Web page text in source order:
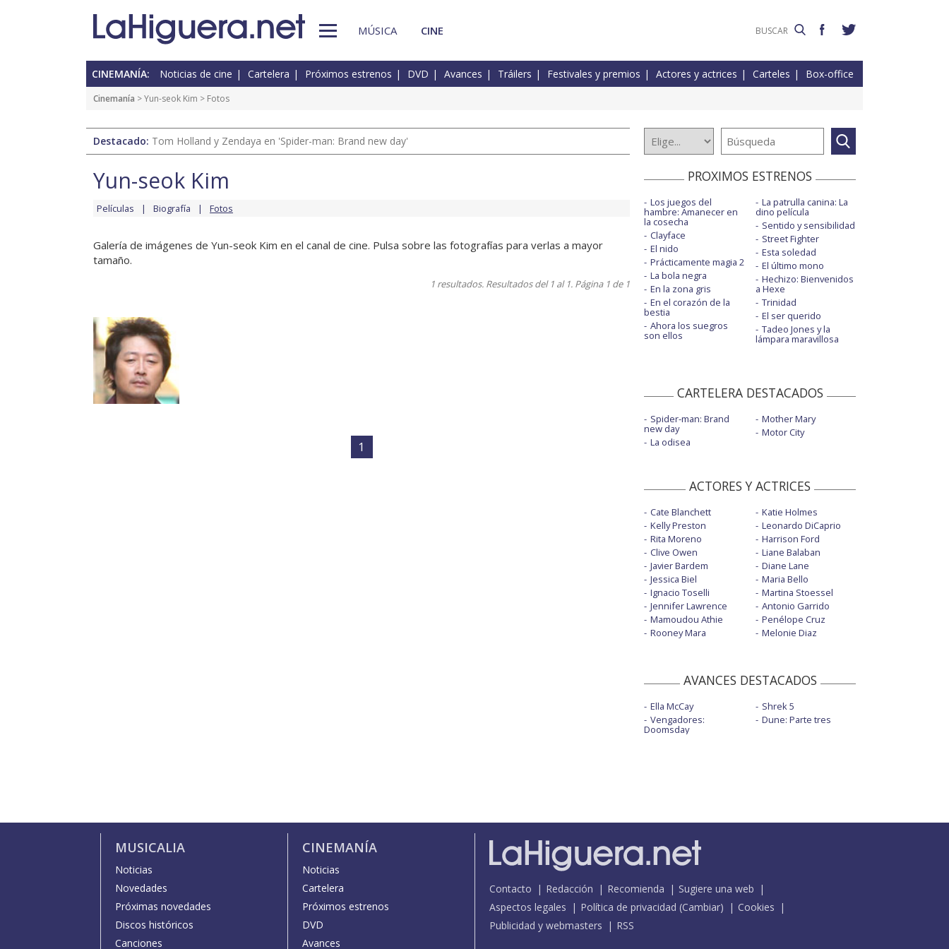
MÚSICA CINE
CINEMANÍA: Noticias de cine Cartelera Próximos estrenos DVD Avances Tráilers Festivales y premios Actores y actrices Carteles Box-office
Cinemanía >Yun-seok Kim > Fotos
Destacado: Tom Holland y Zendaya en 'Spider-man: Brand new day'
Yun-seok Kim
Películas Biografía Fotos
Galería de imágenes de Yun-seok Kim en el canal de cine. Pulsa sobre las fotografías para verlas a mayor
tamaño.
1 resultados. Resultados del 1 al 1. Página 1 de 1
1
PROXIMOS ESTRENOS
Los juegos del
hambre: Amanecer en
la cosecha
Clayface
El nido
Prácticamente magia 2
La bola negra
En la zona gris
En el corazón de la
bestia
Ahora los suegros
son ellos
La patrulla canina: La
dino película
Sentido y sensibilidad
Street Fighter
Esta soledad
El último mono
Hechizo: Bienvenidos
a Hexe
Trinidad
El ser querido
Tadeo Jones y la
lámpara maravillosa
CARTELERA DESTACADOS
Spider-man: Brand
new day
La odisea
Mother Mary
Motor City
ACTORES Y ACTRICES
Cate Blanchett
Kelly Preston
Rita Moreno
Clive Owen
Javier Bardem
Jessica Biel
Ignacio Toselli
Jennifer Lawrence
Mamoudou Athie
Rooney Mara
Katie Holmes
Leonardo DiCaprio
Harrison Ford
Liane Balaban
Diane Lane
Maria Bello
Martina Stoessel
Antonio Garrido
Penélope Cruz
Melonie Diaz
AVANCES DESTACADOS
Ella McCay
Vengadores:
Doomsday
Shrek 5
Dune: Parte tres
MUSICALIA
Noticias
Novedades
Próximas novedades
Discos históricos
Canciones
CINEMANÍA
Noticias
Cartelera
Próximos estrenos
DVD
Avances
Contacto Redacción Recomienda
Sugiere una web
Aspectos legales
Política de privacidad (Cambiar)
Cookies
Publicidad y webmasters
RSS